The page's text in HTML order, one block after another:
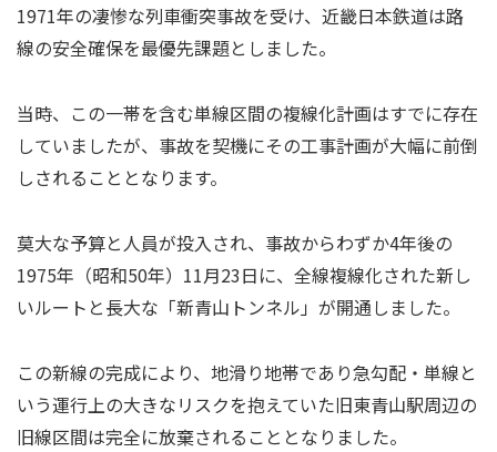
1971年の凄惨な列車衝突事故を受け、近畿日本鉄道は路
線の安全確保を最優先課題としました。
当時、この一帯を含む単線区間の複線化計画はすでに存在
していましたが、事故を契機にその工事計画が大幅に前倒
しされることとなります。
莫大な予算と人員が投入され、事故からわずか4年後の
1975年（昭和50年）11月23日に、全線複線化された新し
いルートと長大な「新青山トンネル」が開通しました。
この新線の完成により、地滑り地帯であり急勾配・単線と
いう運行上の大きなリスクを抱えていた旧東青山駅周辺の
旧線区間は完全に放棄されることとなりました。